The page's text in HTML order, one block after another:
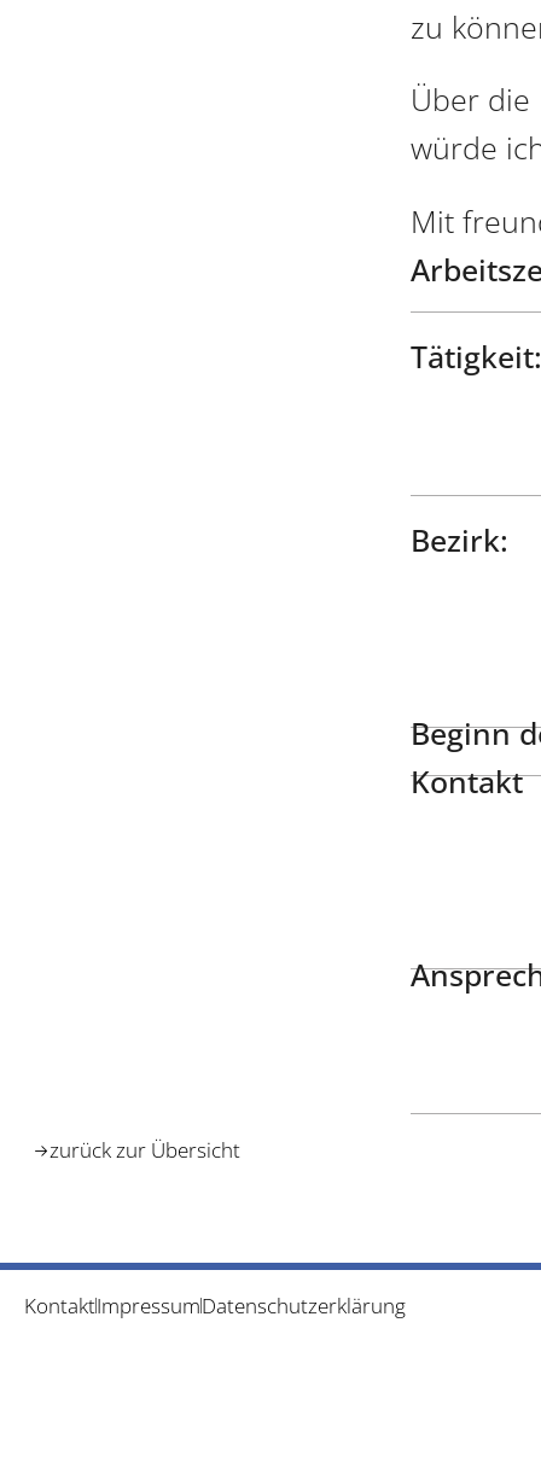
zu
Über die
würde
Mit
Tätigkeit:
Bezirk:
Beginn
Kontakt
zurück zur Übersicht
KontaktImpressumDatenschutzerklärung